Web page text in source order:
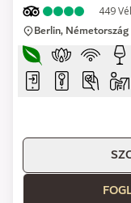
449
Berlin, Németország